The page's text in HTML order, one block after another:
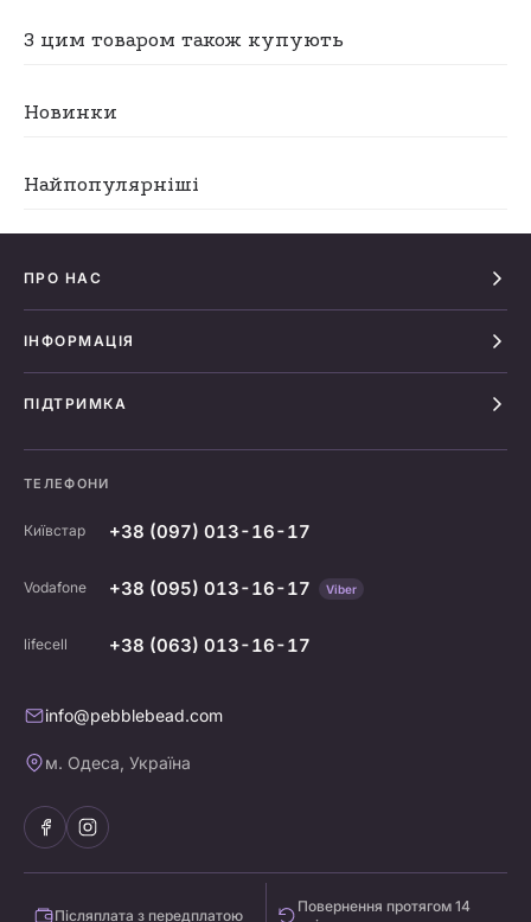
З цим товаром також купують
Новинки
Найпопулярніші
ПРО НАС
ІНФОРМАЦІЯ
ПІДТРИМКА
ТЕЛЕФОНИ
Київстар +38 (097) 013-16-17
Vodafone +38 (095) 013-16-17 Viber
lifecell +38 (063) 013-16-17
info@pebblebead.com
м. Одеса, Україна
Післяплата з передплатою
Повернення протягом 14